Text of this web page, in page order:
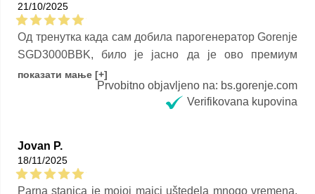
21/10/2025
Од тренутка када сам добила парогенератор Gorenje
SGD3000BBK, било је јасно да је ово премиум
уређај који подиже искуство пеглања на виши ниво.
Оцењујем га са 5 од 5 звездица за оно што ми је
пружио: врхунске перформансе, поузданост, одличне
квалитет, желе да посао буде бржи и лакши — ово је
одличан избор. Укратко: веома сам задовољна
свиме — од резултата пеглања, преко лакоће
показати мање [+]
Prvobitno objavljeno na: bs.gorenje.com
Verifikovana kupovina
Jovan P.
18/11/2025
Parna stanica je mojoj majci uštedela mnogo vremena,